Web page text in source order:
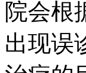
院会根
出现误